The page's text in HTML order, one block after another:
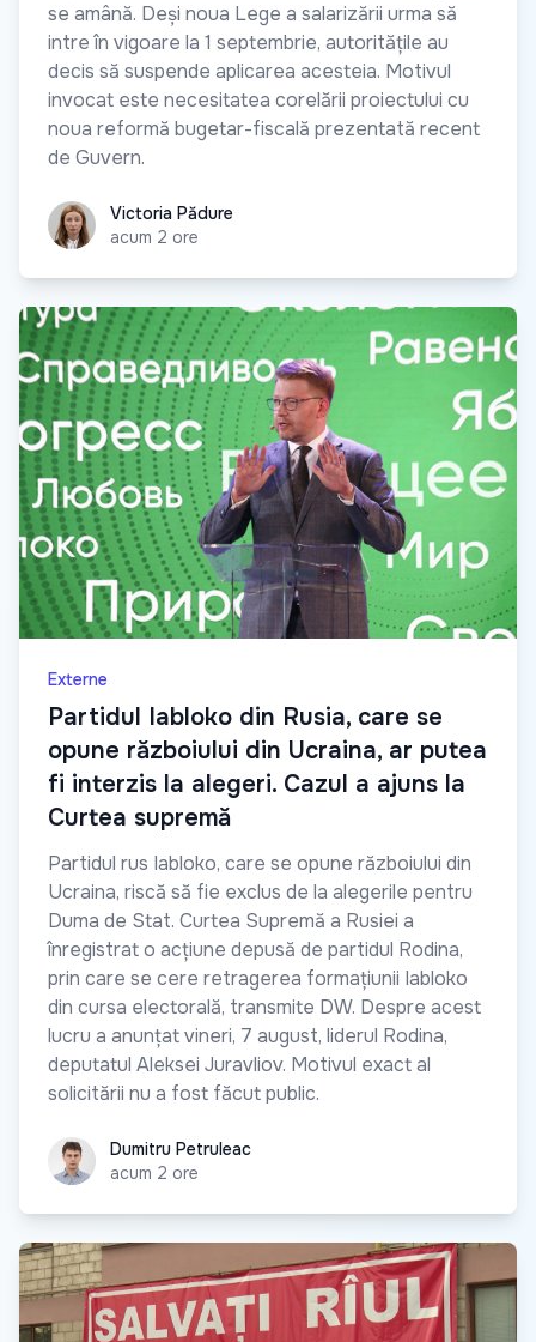
se amână. Deși noua Lege a salarizării urma să
intre în vigoare la 1 septembrie, autoritățile au
decis să suspende aplicarea acesteia. Motivul
invocat este necesitatea corelării proiectului cu
noua reformă bugetar-fiscală prezentată recent
de Guvern.
Victoria Pădure
Victoria Pădure
acum 2 ore
Externe
Partidul Iabloko din Rusia, care se
opune războiului din Ucraina, ar putea
fi interzis la alegeri. Cazul a ajuns la
Curtea supremă
Partidul rus Iabloko, care se opune războiului din
Ucraina, riscă să fie exclus de la alegerile pentru
Duma de Stat. Curtea Supremă a Rusiei a
înregistrat o acțiune depusă de partidul Rodina,
prin care se cere retragerea formațiunii Iabloko
din cursa electorală, transmite DW. Despre acest
lucru a anunțat vineri, 7 august, liderul Rodina,
deputatul Aleksei Juravliov. Motivul exact al
solicitării nu a fost făcut public.
Dumitru Petruleac
Dumitru Petruleac
acum 2 ore